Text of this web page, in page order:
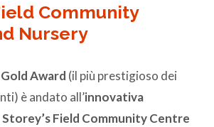
Community
Nursery
Award (il più prestigioso dei
è andato all’innovativa
Field Community Centre